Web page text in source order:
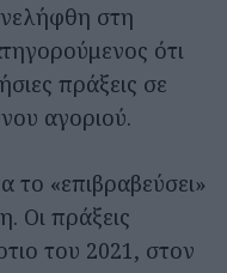
στη
ότι
πράξεις σε
αγοριού.
«επιβραβεύσει»
Οι πράξεις
του 2021, στον